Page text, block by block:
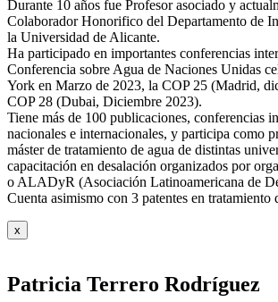
Durante 10 años fue Profesor asociado y
Colaborador Honorifico del Departamento de
la Universidad de Alicante.
Ha participado en importantes conferencias
Conferencia sobre Agua de Naciones Unidas
York en Marzo de 2023, la COP 25 (Madrid,
COP 28 (Dubai, Diciembre 2023).
Tiene más de 100 publicaciones, conferencias
nacionales e internacionales, y participa como
máster de tratamiento de agua de distintas
capacitación en desalación organizados por
o ALADyR (Asociación Latinoamericana de
Cuenta asimismo con 3 patentes en tratamiento
x
Patricia Terrero Rodríguez